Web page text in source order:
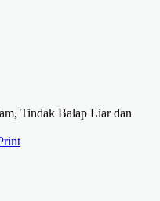
Tindak Balap Liar dan